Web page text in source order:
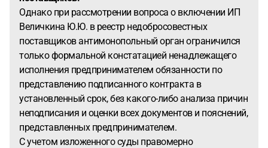
Однако при рассмотрении вопроса о включении ИП
Величкина Ю.Ю. в реестр недобросовестных
поставщиков антимонопольный орган ограничился
только формальной констатацией ненадлежащего
исполнения предпринимателем обязанности по
представлению подписанного контракта в
установленный срок, без какого-либо анализа причин
неподписания и оценки всех документов и пояснений,
представленных предпринимателем.
С учетом изложенного суды правомерно